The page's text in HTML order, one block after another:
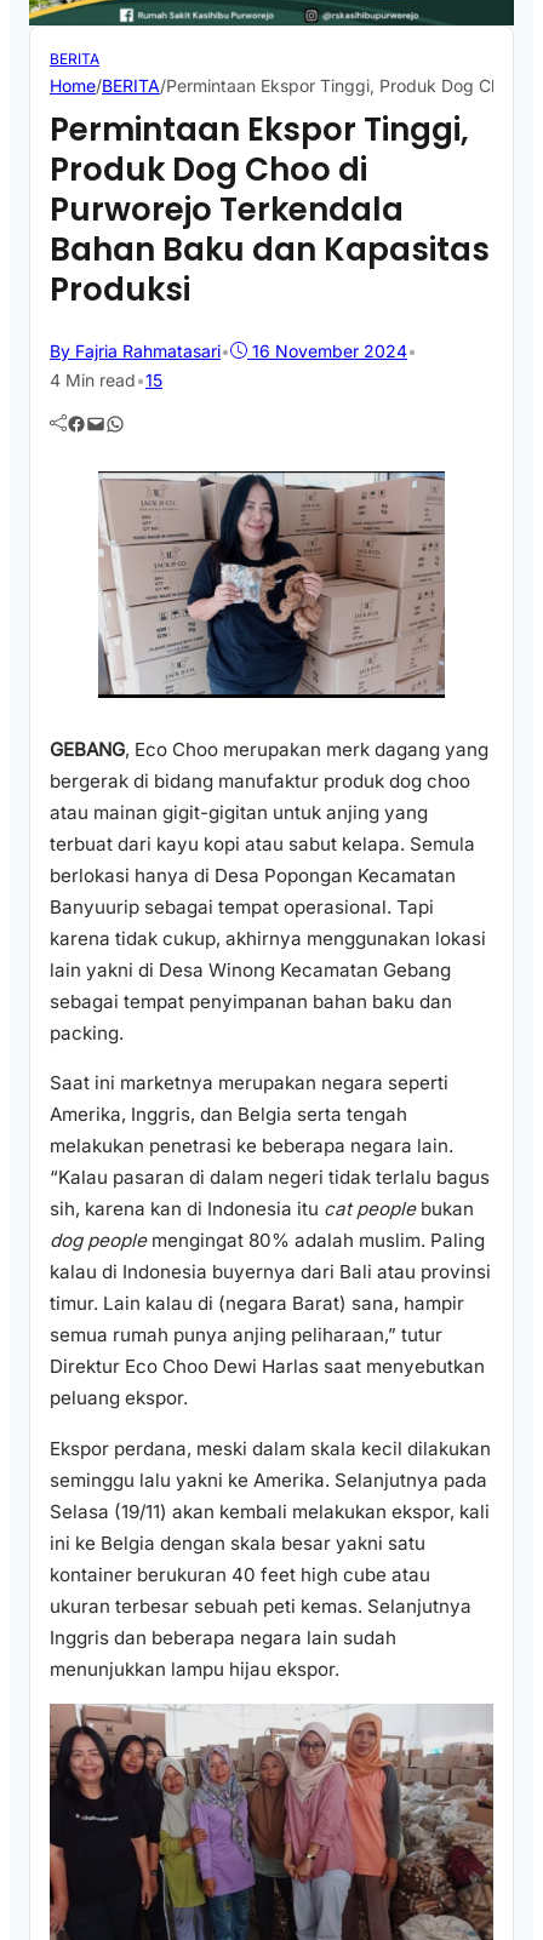
BERITA
Home/BERITA/Permintaan Ekspor Tinggi, Produk Dog Choo
Permintaan Ekspor Tinggi,
Produk Dog Choo di
Purworejo Terkendala
Bahan Baku dan Kapasitas
Produksi
By Fajria Rahmatasari• 16 November 2024•
4 Min read•15
Facebook Mail WhatsApp
GEBANG, Eco Choo merupakan merk dagang yang
bergerak di bidang manufaktur produk dog choo
atau mainan gigit-gigitan untuk anjing yang
terbuat dari kayu kopi atau sabut kelapa. Semula
berlokasi hanya di Desa Popongan Kecamatan
Banyuurip sebagai tempat operasional. Tapi
karena tidak cukup, akhirnya menggunakan lokasi
lain yakni di Desa Winong Kecamatan Gebang
sebagai tempat penyimpanan bahan baku dan
packing.
Saat ini marketnya merupakan negara seperti
Amerika, Inggris, dan Belgia serta tengah
melakukan penetrasi ke beberapa negara lain.
“Kalau pasaran di dalam negeri tidak terlalu bagus
sih, karena kan di Indonesia itu cat peoplebukan
dog peoplemengingat 80% adalah muslim. Paling
kalau di Indonesia buyernya dari Bali atau provinsi
timur. Lain kalau di (negara Barat) sana, hampir
semua rumah punya anjing peliharaan,” tutur
Direktur Eco Choo Dewi Harlas saat menyebutkan
peluang ekspor.
Ekspor perdana, meski dalam skala kecil dilakukan
seminggu lalu yakni ke Amerika. Selanjutnya pada
Selasa (19/11) akan kembali melakukan ekspor, kali
ini ke Belgia dengan skala besar yakni satu
kontainer berukuran 40 feet high cube atau
ukuran terbesar sebuah peti kemas. Selanjutnya
Inggris dan beberapa negara lain sudah
menunjukkan lampu hijau ekspor.